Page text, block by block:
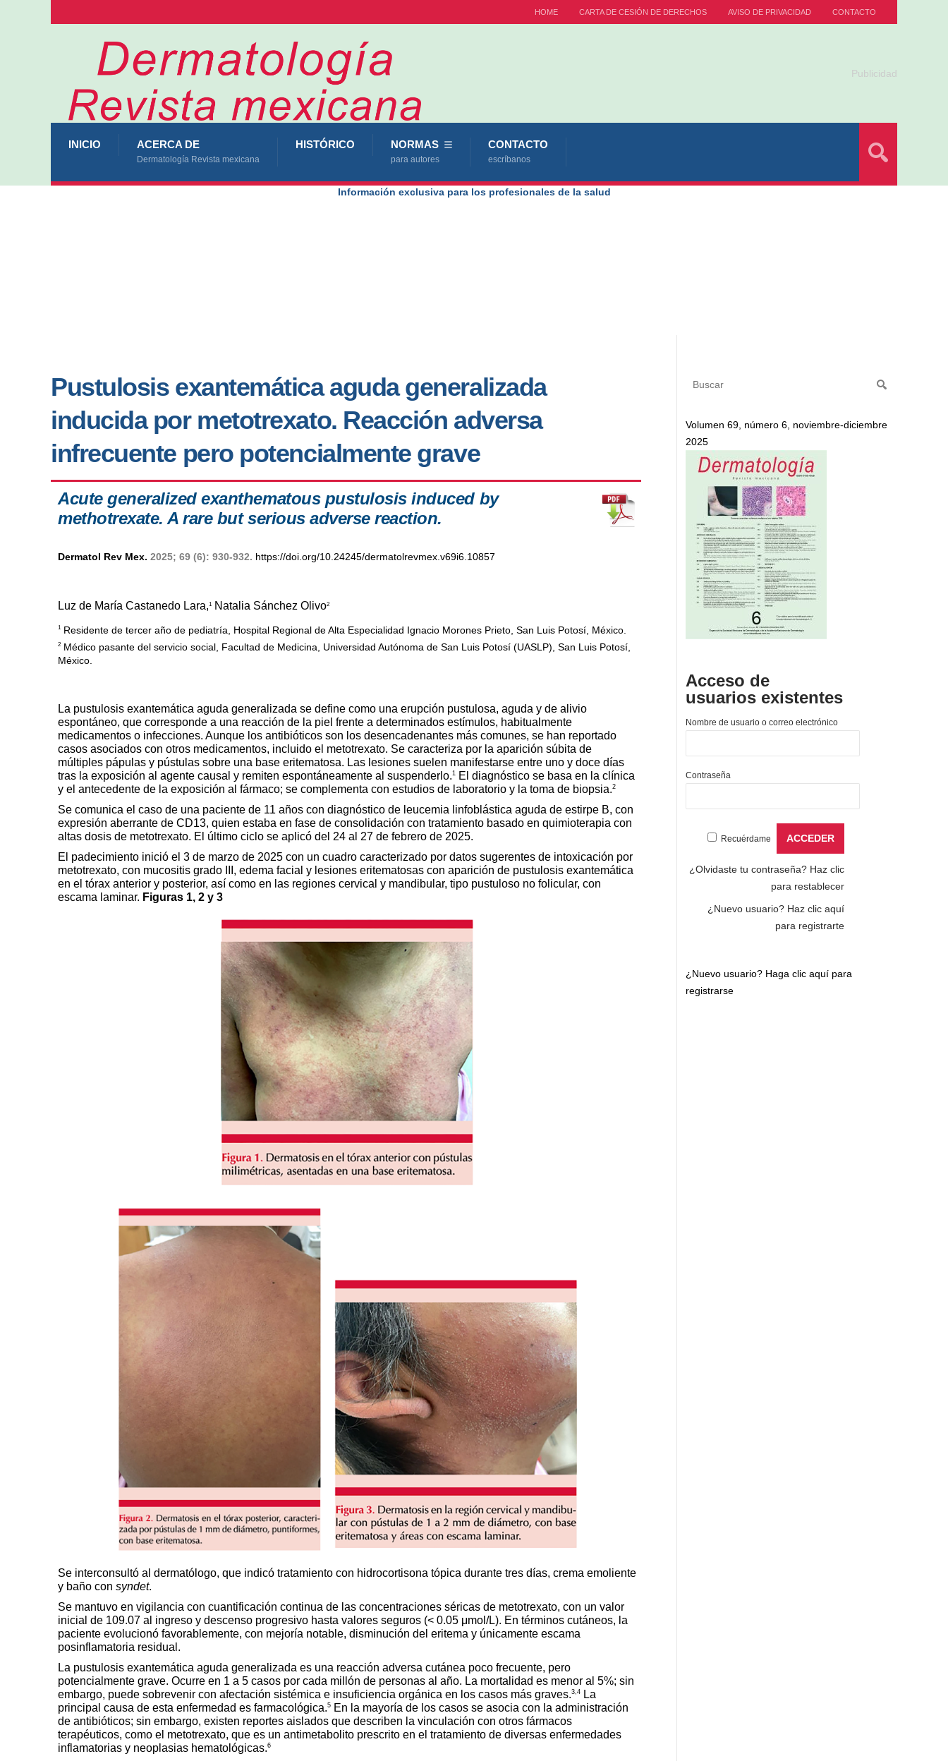
HOME CARTA DE CESIÓN DE DERECHOS AVISO DE PRIVACIDAD CONTACTO
Publicidad
INICIO ACERCA DE
Dermatología Revista mexicana
HISTÓRICO NORMAS
para autores
CONTACTO
escríbanos
Información exclusiva para los profesionales de la salud
Pustulosis exantemática aguda generalizada
inducida por metotrexato. Reacción adversa
infrecuente pero potencialmente grave
Acute generalized exanthematous pustulosis induced by
methotrexate. A rare but serious adverse reaction.
Dermatol Rev Mex. 2025; 69 (6): 930-932. https://doi.org/10.24245/dermatolrevmex.v69i6.10857
Luz de María Castanedo Lara,1 Natalia Sánchez Olivo2
1 Residente de tercer año de pediatría, Hospital Regional de Alta Especialidad Ignacio Morones Prieto, San Luis Potosí, México.
2 Médico pasante del servicio social, Facultad de Medicina, Universidad Autónoma de San Luis Potosí (UASLP), San Luis Potosí,
México.
La pustulosis exantemática aguda generalizada se define como una erupción pustulosa, aguda y de alivio
espontáneo, que corresponde a una reacción de la piel frente a determinados estímulos, habitualmente
medicamentos o infecciones. Aunque los antibióticos son los desencadenantes más comunes, se han reportado
casos asociados con otros medicamentos, incluido el metotrexato. Se caracteriza por la aparición súbita de
múltiples pápulas y pústulas sobre una base eritematosa. Las lesiones suelen manifestarse entre uno y doce días
tras la exposición al agente causal y remiten espontáneamente al suspenderlo.1
El diagnóstico se basa en la clínica
y el antecedente de la exposición al fármaco; se complementa con estudios de laboratorio y la toma de biopsia.2
Se comunica el caso de una paciente de 11 años con diagnóstico de leucemia linfoblástica aguda de estirpe B, con
expresión aberrante de CD13, quien estaba en fase de consolidación con tratamiento basado en quimioterapia con
altas dosis de metotrexato. El último ciclo se aplicó del 24 al 27 de febrero de 2025.
El padecimiento inició el 3 de marzo de 2025 con un cuadro caracterizado por datos sugerentes de intoxicación por
metotrexato, con mucositis grado III, edema facial y lesiones eritematosas con aparición de pustulosis exantemática
en el tórax anterior y posterior, así como en las regiones cervical y mandibular, tipo pustuloso no folicular, con
escama laminar. Figuras 1, 2 y 3
Se interconsultó al dermatólogo, que indicó tratamiento con hidrocortisona tópica durante tres días, crema emoliente
y baño con syndet.
Se mantuvo en vigilancia con cuantificación continua de las concentraciones séricas de metotrexato, con un valor
inicial de 109.07 al ingreso y descenso progresivo hasta valores seguros (< 0.05 μmol/L). En términos cutáneos, la
paciente evolucionó favorablemente, con mejoría notable, disminución del eritema y únicamente escama
posinflamatoria residual.
La pustulosis exantemática aguda generalizada es una reacción adversa cutánea poco frecuente, pero
potencialmente grave. Ocurre en 1 a 5 casos por cada millón de personas al año. La mortalidad es menor al 5%; sin
embargo, puede sobrevenir con afectación sistémica e insuficiencia orgánica en los casos más graves.3,4
La
principal causa de esta enfermedad es farmacológica.5 En la mayoría de los casos se asocia con la administración
de antibióticos; sin embargo, existen reportes aislados que describen la vinculación con otros fármacos
terapéuticos, como el metotrexato, que es un antimetabolito prescrito en el tratamiento de diversas enfermedades
inflamatorias y neoplasias hematológicas.6
Volumen 69, número 6, noviembre-diciembre
2025
Acceso de
usuarios existentes
Nombre de usuario o correo electrónico
Contraseña
Recuérdame
¿Olvidaste tu contraseña? Haz clic
para restablecer
¿Nuevo usuario? Haz clic aquí
para registrarte
¿Nuevo usuario? Haga clic aquí para
registrarse